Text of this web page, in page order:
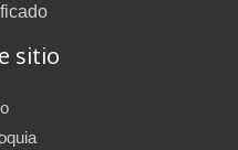
sitio